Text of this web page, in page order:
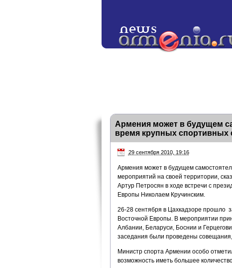
Армения может в будущем
время крупных спортивных
29 сентября 2010, 19:16
Армения может в будущем
мероприятий на своей территории,
Артур Петросян в ходе встречи с
Европы Николаем Кручинским.
26-28 сентября в Цахкадзоре прошло
Восточной Европы. В мероприятии
Албании, Беларуси, Боснии и
заседания были проведены
Министр спорта Армении особо
возможность иметь большее